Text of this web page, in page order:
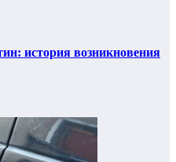
история возникновения